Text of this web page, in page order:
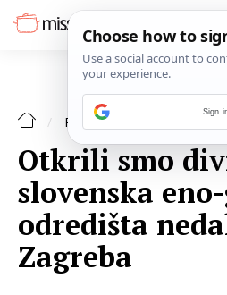
RECENZIJE
Otkrili smo
slovenska
odredišta
Zagreba
Sign